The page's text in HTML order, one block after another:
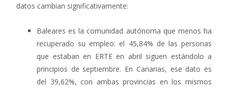
datos cambian significativamente:
Baleares es la comunidad autónoma que menos ha
recuperado su empleo: el 45,84% de las personas
que estaban en ERTE en abril siguen estándolo a
principios de septiembre. En Canarias, ese dato es
del 39,62%, con ambas provincias en los mismos